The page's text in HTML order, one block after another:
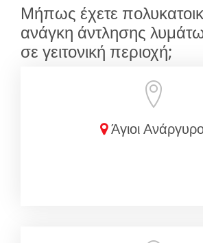
Μήπως έχετε
ανάγκη άντλησης
σε γειτονική περιοχή;
Άγιοι